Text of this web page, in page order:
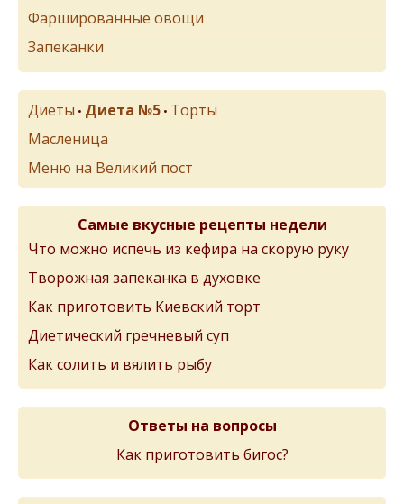
Фаршированные овощи
Запеканки
Диеты • Диета №5 • Торты
Масленица
Меню на Великий пост
Самые вкусные рецепты недели
Что можно испечь из кефира на скорую руку
Творожная запеканка в духовке
Как приготовить Киевский торт
Диетический гречневый суп
Как солить и вялить рыбу
Ответы на вопросы
Как приготовить бигос?